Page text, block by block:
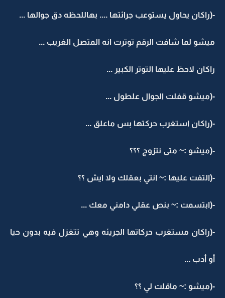
-(راكان يحاول يستوعب جرائتها .... بهاللحظه دق جوالها ...
ميشو لما شافت الرقم توترت انه المتصل الغريب ...
راكان لاحظ عليها التوتر الكبير ...
-(ميشو قفلت الجوال علطول ...
-(راكان استغرب حركتها بس ماعلق ...
-(ميشو :~ متى نتزوج ؟؟؟
-(التفت عليها :~ انتي بعقلك ولا ايش ؟؟
-(ابتسمت :~ بنص عقلي دامني معك ...
-(راكان مستغرب حركاتها الجريئه وهي تتغزل فيه بدون حيا
أو أدب ...
-(ميشو :~ ماقلت لي ؟؟